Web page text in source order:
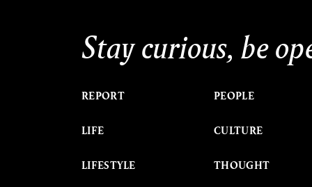
Stay curious, be
REPORT
LIFE
LIFESTYLE
PEOPLE
CULTURE
THOUGHT